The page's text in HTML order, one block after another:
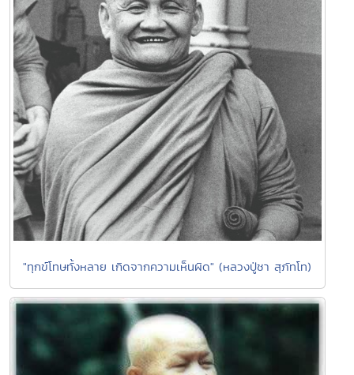
"ทุกข์โทษทั้งหลาย เกิดจากความเห็นผิด" (หลวงปู่ชา สุภัทโท)